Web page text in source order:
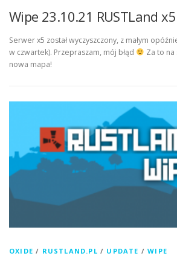
Wipe 23.10.21 RUSTLand x5
Serwer x5 został wyczyszczony, z małym
w czwartek). Przepraszam, mój błąd
Za to
nowa mapa!
OXIDE / RUSTLAND.PL / UPDATE /WIPE